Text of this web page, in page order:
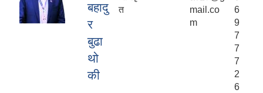
बहादु
र
बुढा
थो
की
त
mail.co
m
6
9
7
7
7
2
6